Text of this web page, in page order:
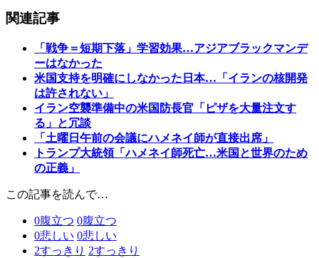
関連記事
「戦争＝短期下落」学習効果…アジアブラックマンデ
ーはなかった
米国支持を明確にしなかった日本…「イランの核開発
は許されない」
イラン空襲準備中の米国防長官「ピザを大量注文す
る」と冗談
「土曜日午前の会議にハメネイ師が直接出席」
トランプ大統領「ハメネイ師死亡…米国と世界のため
の正義」
この記事を読んで…
0腹立つ 0腹立つ
0悲しい 0悲しい
2すっきり 2すっきり